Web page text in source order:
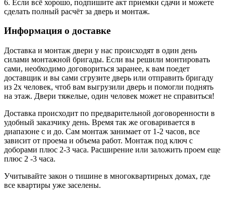
6. Если всё хорошо, подпишите акт приемки сдачи и можете
сделать полный расчёт за дверь и монтаж.
Информация о доставке
Доставка и монтаж двери у нас происходят в один день
силами монтажной бригады. Если вы решили монтировать
сами, необходимо договориться заранее, к вам поедет
доставщик и вы сами сгрузите дверь или отправить бригаду
из 2х человек, чтоб вам выгрузили дверь и помогли поднять
на этаж. Двери тяжелые, один человек может не справиться!
Доставка происходит по предварительной договоренности в
удобный заказчику день. Время так же оговаривается в
диапазоне с и до. Сам монтаж занимает от 1-2 часов, все
зависит от проема и объема работ. Монтаж под ключ с
доборами плюс 2-3 часа. Расширение или заложить проем еще
плюс 2 -3 часа.
Учитывайте закон о тишине в многоквартирных домах, где
все квартиры уже заселены.